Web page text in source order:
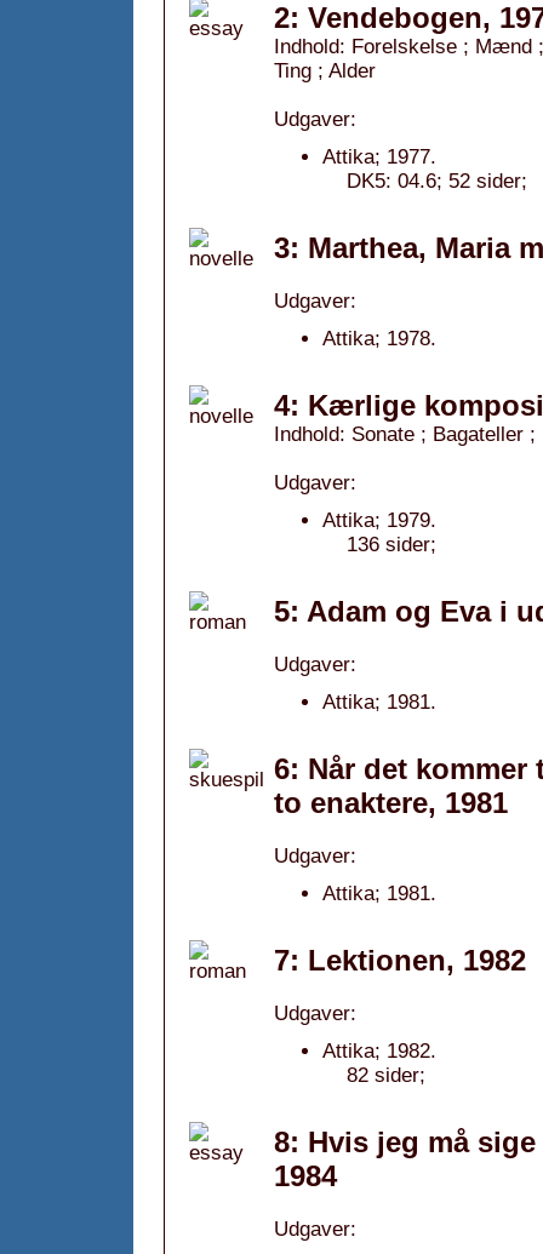
2: Vendebogen,
Indhold: Forelskelse ; Mænd
Ting ; Alder
Udgaver:
Attika; 1977.
DK5: 04.6; 52 sider;
3: Marthea, Maria
Udgaver:
Attika; 1978.
4: Kærlige
Indhold: Sonate ; Bagateller
Udgaver:
Attika; 1979.
136 sider;
5: Adam og Eva i
Udgaver:
Attika; 1981.
6: Når det
to enaktere, 1981
Udgaver:
Attika; 1981.
7: Lektionen, 1982
Udgaver:
Attika; 1982.
82 sider;
8: Hvis jeg må
1984
Udgaver: